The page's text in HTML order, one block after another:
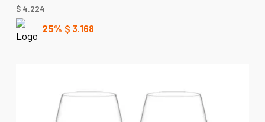
$4.224
25% $ 3.168